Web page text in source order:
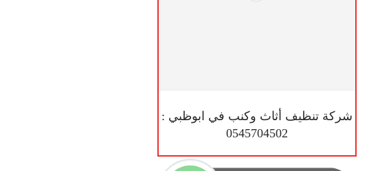
شركة تنظيف أثاث وكنب في ابوظبي :
0545704502